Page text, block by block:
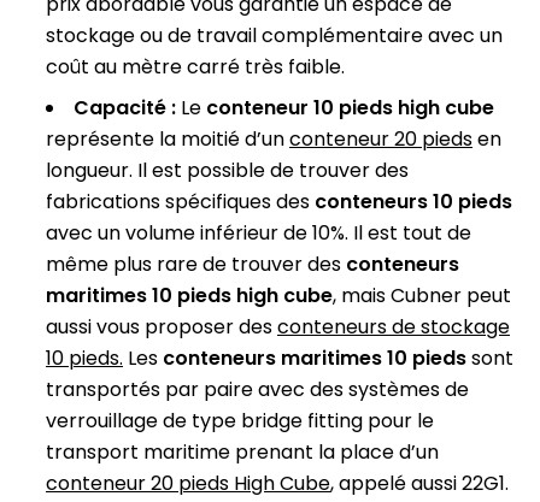
stockage ou de travail complémentaire avec un
coût au mètre carré très faible.
Capacité :Leconteneur 10 pieds high cube
représente la moitié d’unconteneur 20 piedsen
longueur. Il est possible de trouver des
fabrications spécifiques desconteneurs 10 pieds
avec un volume inférieur de 10%. Il est tout de
même plus rare de trouver desconteneurs
maritimes 10 pieds high cube, mais Cubner peut
aussi vous proposer desconteneurs de stockage
10 pieds.Lesconteneurs maritimes 10 piedssont
transportés par paire avec des systèmes de
verrouillage de type bridge fitting pour le
transport maritime prenant la place d’un
conteneur 20 pieds High Cube, appelé aussi 22G1.